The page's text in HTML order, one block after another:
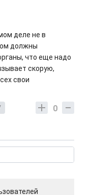
деле не в
должны
что еще надо
скорую,
свои
0